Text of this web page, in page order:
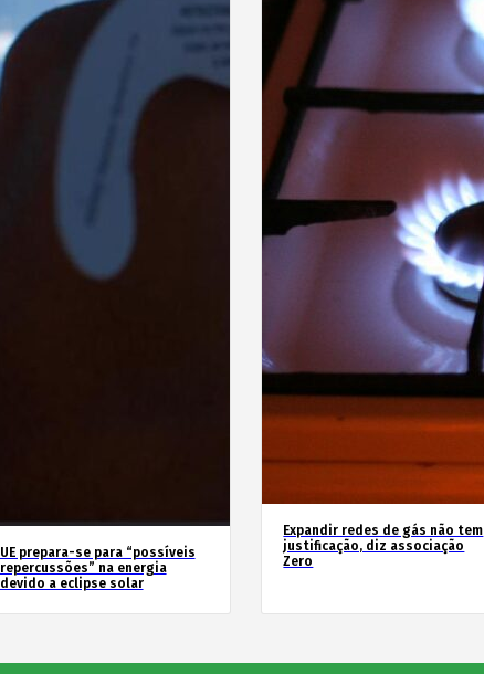
UE prepara-se para “possíveis
repercussões” na energia
devido a eclipse solar
Expandir redes de gás não tem
justificação, diz associação
Zero